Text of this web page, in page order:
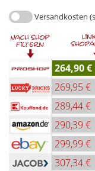
Versandkosten
264,90 €
269,95 €
289,44 €
290,39 €
299,99 €
307,34 €